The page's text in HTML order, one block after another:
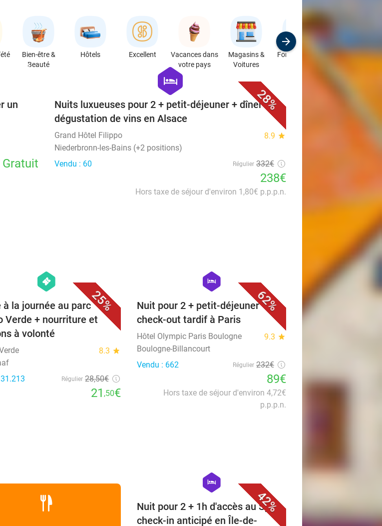
Bien-être &
Beauté
Hôtels Excellent
Vacances dans
votre pays
Magasins &
Voitures
Formations &
favorite_border
un
Gratuit
28%
hexagon
hotel
Nuits luxueuses pour 2 + petit-déjeuner + dîner +
dégustation de vins en Alsace
Grand Hôtel Filippo 8.9 star
Niederbronn-les-Bains (+2 positions)
Vendu : 60
Régulier 332€
238€
Hors taxe de séjour d'environ 1,80€ p.p.p.n.
25%
hexagon
events
à la journée au parc
Verde + nourriture et
à volonté
8.3 star
Régulier 28,50€
21,50€
62%
hexagon
hotel
Nuit pour 2 + petit-déjeuner +
check-out tardif à Paris
Hôtel Olympic Paris Boulogne 9.3 star
Boulogne-Billancourt
Vendu : 662
Régulier 232€
89€
Hors taxe de séjour d'environ 4,72€
p.p.p.n.
42%
hexagon
hotel
Nuit pour 2 + 1h d'accès au Spa +
check-in anticipé en Île-de-